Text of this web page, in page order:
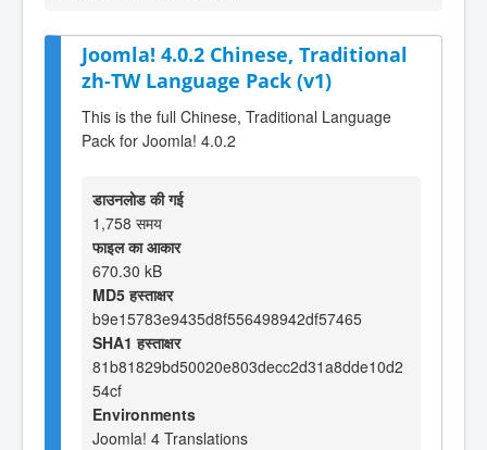
Joomla! 4.0.2 Chinese, Traditional
zh-TW Language Pack (v1)
This is the full Chinese, Traditional Language
Pack for Joomla! 4.0.2
डाउनलोड की गई
1,758 समय
फाइल का आकार
670.30 kB
MD5 हस्ताक्षर
b9e15783e9435d8f556498942df57465
SHA1 हस्ताक्षर
81b81829bd50020e803decc2d31a8dde10d2
54cf
Environments
Joomla! 4 Translations